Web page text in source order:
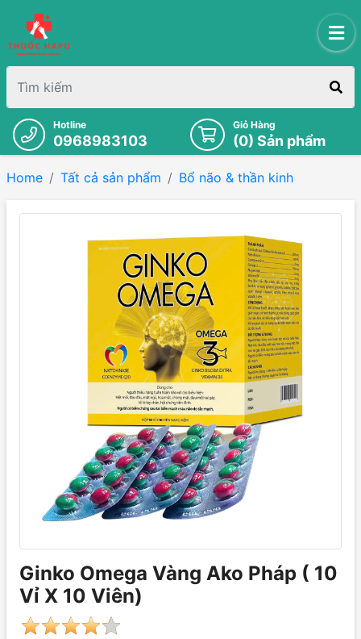
Hotline
0968983103
Giỏ Hàng
(0) Sản phẩm
Home Tất cả sản phẩm Bổ não & thần kinh
Ginko Omega Vàng Ako Pháp ( 10
Vỉ X 10 Viên)